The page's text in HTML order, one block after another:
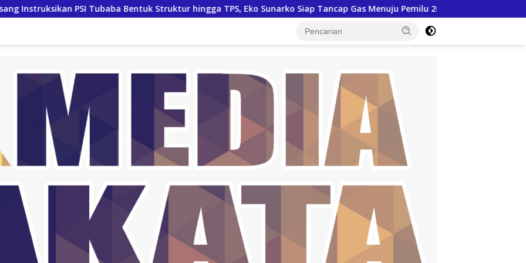
PSI Tubaba Bentuk Struktur hingga TPS, Eko Sunarko Siap Tancap Gas Menuju Pemilu 2029 15 Mesin Kapal